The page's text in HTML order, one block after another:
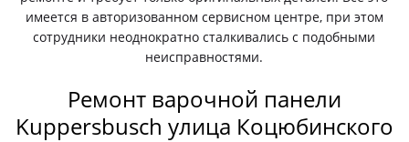
имеется в авторизованном сервисном центре, при этом
сотрудники неоднократно сталкивались с подобными
неисправностями.
Ремонт варочной панели
Kuppersbusch улица Коцюбинского